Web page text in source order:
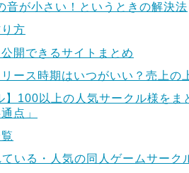
音が小さい！というときの解決法
方
開できるサイトまとめ
ース時期はいつがいい？売上の
】100以上の人気サークル様をま
点」
ている・人気の同人ゲームサーク